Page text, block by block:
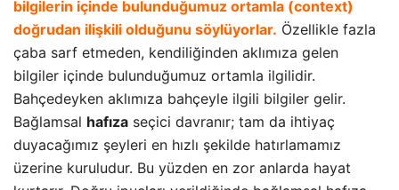
bilgilerin içinde bulunduğumuz ortamla (context)
doğrudan ilişkili olduğunu söylüyorlar. Özellikle fazla
çaba sarf etmeden, kendiliğinden aklımıza gelen
bilgiler içinde bulunduğumuz ortamla ilgilidir.
Bahçedeyken aklımıza bahçeyle ilgili bilgiler gelir.
Bağlamsal hafıza seçici davranır; tam da ihtiyaç
duyacağımız şeyleri en hızlı şekilde hatırlamamız
üzerine kuruludur. Bu yüzden en zor anlarda hayat